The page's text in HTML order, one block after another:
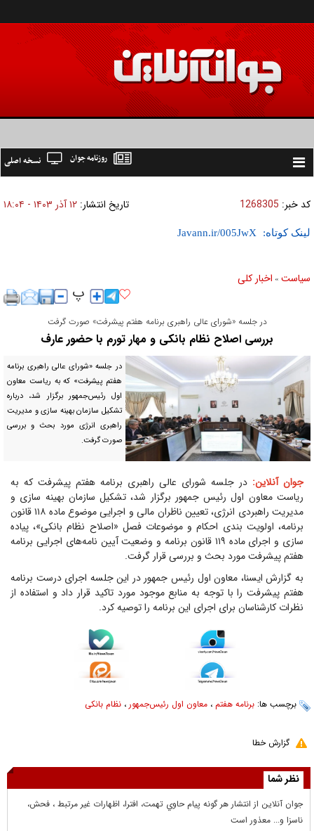
Toggle
نسخه اصلی روزنامه جوان
کد خبر: 1268305 تاریخ انتشار: ۱۲ آذر ۱۴۰۳ - ۱۸:۰۴
لینک کوتاه:
سیاست » اخبار کلی
در جلسه «شورای عالی راهبری برنامه هفتم پیشرفت» صورت گرفت
بررسی اصلاح نظام بانکی و مهار تورم با حضور عارف
در جلسه «شورای عالی راهبری برنامه
هفتم پیشرفت» که به ریاست معاون
اول رئیس‌جمهور برگزار شد، درباره
تشکیل سازمان بهینه سازی و مدیریت
راهبری انرژی مورد بحث و بررسی
صورت گرفت.
جوان آنلاین: در جلسه شورای عالی راهبری برنامه هفتم پیشرفت که به
ریاست معاون اول رئیس جمهور برگزار شد، تشکیل سازمان بهینه سازی و
مدیریت راهبردی انرژی، تعیین ناظران مالی و اجرایی موضوع ماده ۱۱۸ قانون
برنامه، اولویت بندی احکام و موضوعات فصل «اصلاح نظام بانکی»، پیاده
سازی و اجرای ماده ۱۱۹ قانون برنامه و وضعیت آیین نامه‌های اجرایی برنامه
هفتم پیشرفت مورد بحث و بررسی قرار گرفت.
به گزارش ایسنا، معاون اول رئیس جمهور در این جلسه اجرای درست برنامه
هفتم پیشرفت را با توجه به منابع موجود مورد تاکید قرار داد و استفاده از
نظرات کارشناسان برای اجرای این برنامه را توصیه کرد.
برچسب ها: برنامه هفتم ، معاون اول رئیس‌جمهور ، نظام بانکی
گزارش خطا
نظر شما
جوان آنلاين از انتشار هر گونه پيام حاوي تهمت، افترا، اظهارات غير مرتبط ، فحش،
ناسزا و... معذور است